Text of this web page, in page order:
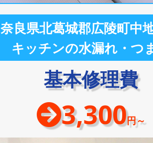
奈良県北葛城郡広陵町中
キッチンの水漏れ・つ
基本修理費
3,300円～